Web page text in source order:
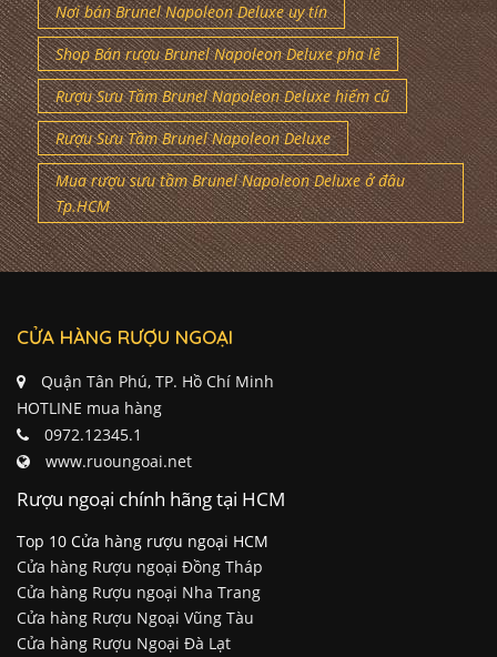
Nơi bán Brunel Napoleon Deluxe uy tín
Shop Bán rượu Brunel Napoleon Deluxe pha lê
Rượu Sưu Tầm Brunel Napoleon Deluxe hiếm cũ
Rượu Sưu Tầm Brunel Napoleon Deluxe
Mua rượu sưu tầm Brunel Napoleon Deluxe ở đâu
Tp.HCM
CỬA HÀNG RƯỢU NGOẠI
Quận Tân Phú, TP. Hồ Chí Minh
HOTLINE mua hàng
0972.12345.1
www.ruoungoai.net
Rượu ngoại chính hãng tại HCM
Top 10 Cửa hàng rượu ngoại HCM
Cửa hàng Rượu ngoại Đồng Tháp
Cửa hàng Rượu ngoại Nha Trang
Cửa hàng Rượu Ngoại Vũng Tàu
Cửa hàng Rượu Ngoại Đà Lạt